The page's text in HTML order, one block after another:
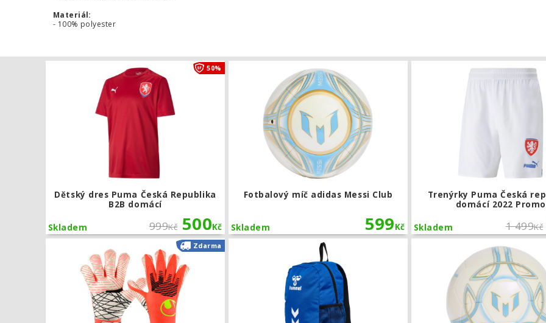
Materiál:
- 100% polyester
Dětský dres Puma Česká Republika
B2B domácí
999Kč 500Kč
Skladem
50%
Fotbalový míč adidas Messi Club
599Kč
Skladem
Trenýrky Puma Česká
domácí 2022 Promo
1 499Kč
Skladem
Zdarma Brankářské rukavice Uhlsport FM ZNE Ultragrip HYBD